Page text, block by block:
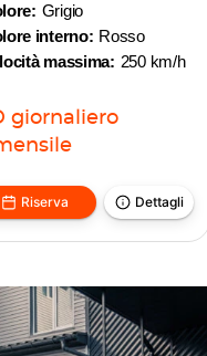
Grigio
interno: Rosso
massima: 250 km/h
giornaliero
Riserva Dettagli